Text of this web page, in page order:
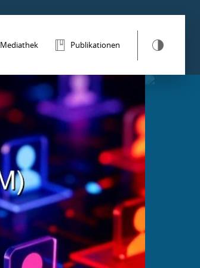
Mediathek Publikationen